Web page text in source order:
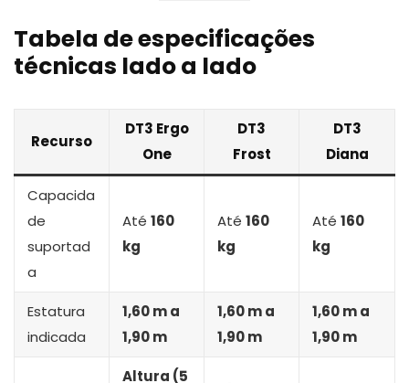
Tabela de especificações
técnicas lado a lado
Recurso
DT3 Ergo
One
DT3
Frost
DT3
Diana
Capacida
de
suportad
a
Até 160
kg
Até 160
kg
Até 160
kg
Estatura
indicada
1,60 m a
1,90 m
1,60 m a
1,90 m
1,60 m a
1,90 m
Altura (5